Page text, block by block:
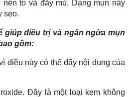
to và đầy mủ. Dạng mụn này
sẹo.
giúp điều trị và ngăn ngừa mụn
gồm:
điều này có thể đẩy nội dung của
Đây là một loại kem không